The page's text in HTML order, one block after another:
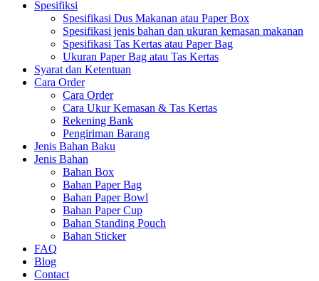
Spesifiksi
Spesifikasi Dus Makanan atau Paper Box
Spesifikasi jenis bahan dan ukuran kemasan makanan
Spesifikasi Tas Kertas atau Paper Bag
Ukuran Paper Bag atau Tas Kertas
Syarat dan Ketentuan
Cara Order
Cara Order
Cara Ukur Kemasan & Tas Kertas
Rekening Bank
Pengiriman Barang
Jenis Bahan Baku
Jenis Bahan
Bahan Box
Bahan Paper Bag
Bahan Paper Bowl
Bahan Paper Cup
Bahan Standing Pouch
Bahan Sticker
FAQ
Blog
Contact